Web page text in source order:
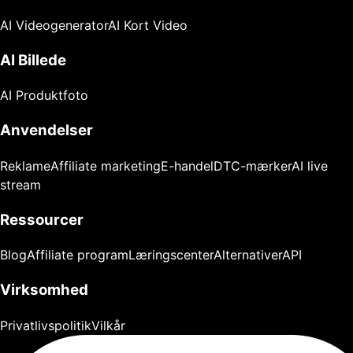
AI VideogeneratorAI Kort Video
AI Billede
AI Produktfoto
Anvendelser
ReklameAffiliate marketingE-handelDTC-mærkerAI live
stream
Ressourcer
BlogAffiliate programLæringscenterAlternativerAPI
Virksomhed
PrivatlivspolitikVilkår